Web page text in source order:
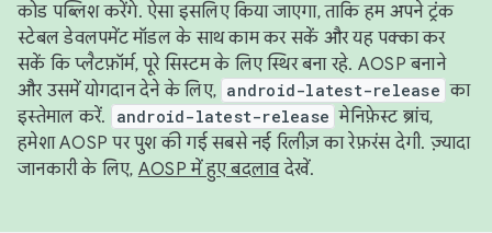
कोड पब्लिश करेंगे. ऐसा इसलिए किया जाएगा, ताकि हम अपने ट्रंक
स्टेबल डेवलपमेंट मॉडल के साथ काम कर सकें और यह पक्का कर
सकें कि प्लैटफ़ॉर्म, पूरे सिस्टम के लिए स्थिर बना रहे. AOSP बनाने
और उसमें योगदान देने के लिए, android-latest-release का
इस्तेमाल करें.
android-latest-release मेनिफ़ेस्ट ब्रांच,
हमेशा AOSP पर पुश की गई सबसे नई रिलीज़ का रेफ़रंस देगी. ज़्यादा
जानकारी के लिए, AOSP में हुए बदलावदेखें.